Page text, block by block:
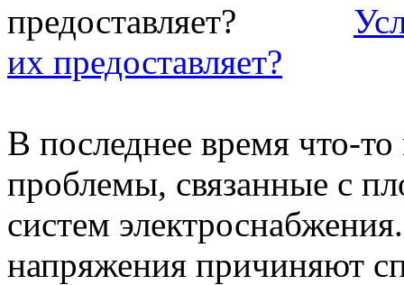
их предоставляет?
В последнее время что-
проблемы, связанные с
систем
напряжения причиняют